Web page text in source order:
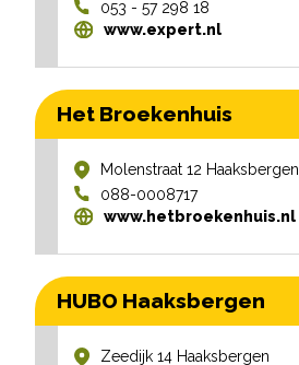
053 - 57 298 18
www.expert.nl
Het Broekenhuis
Molenstraat 12 Haaksbergen
088-0008717
www.hetbroekenhuis.nl
HUBO Haaksbergen
Zeedijk 14 Haaksbergen